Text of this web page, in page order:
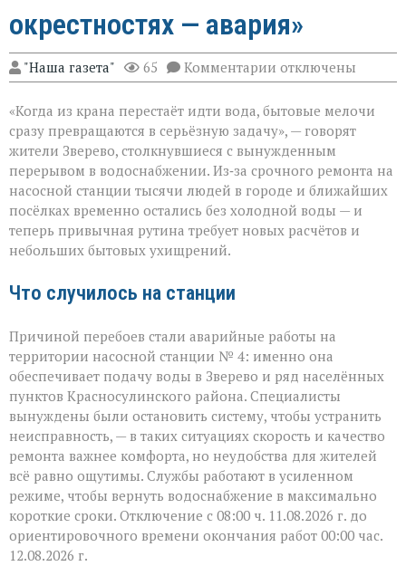
окрестностях — авария»
"Наша газета" 65 Комментарии к
записи
воды
ни
туда
ни
сюда:
в
Зверево
и
окрестностях —
отключены
«Когда из крана перестаёт идти вода, бытовые мелочи
сразу превращаются в серьёзную задачу», — говорят
жители Зверево, столкнувшиеся с вынужденным
перерывом в водоснабжении. Из‑за срочного ремонта на
насосной станции тысячи людей в городе и ближайших
посёлках временно остались без холодной воды — и
теперь привычная рутина требует новых расчётов и
небольших бытовых ухищрений.
Что случилось на станции
Причиной перебоев стали аварийные работы на
территории насосной станции № 4: именно она
обеспечивает подачу воды в Зверево и ряд населённых
пунктов Красносулинского района. Специалисты
вынуждены были остановить систему, чтобы устранить
неисправность, — в таких ситуациях скорость и качество
ремонта важнее комфорта, но неудобства для жителей
всё равно ощутимы. Службы работают в усиленном
режиме, чтобы вернуть водоснабжение в максимально
короткие сроки. Отключение с 08:00 ч. 11.08.2026 г. до
ориентировочного времени окончания работ 00:00 час.
12.08.2026 г.